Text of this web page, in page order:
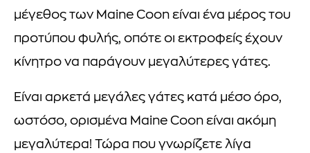
μέγεθος των Maine Coon είναι ένα μέρος του
προτύπου φυλής, οπότε οι εκτροφείς έχουν
κίνητρο να παράγουν μεγαλύτερες γάτες.
Είναι αρκετά μεγάλες γάτες κατά μέσο όρο,
ωστόσο, ορισμένα Maine Coon είναι ακόμη
μεγαλύτερα! Τώρα που γνωρίζετε λίγα